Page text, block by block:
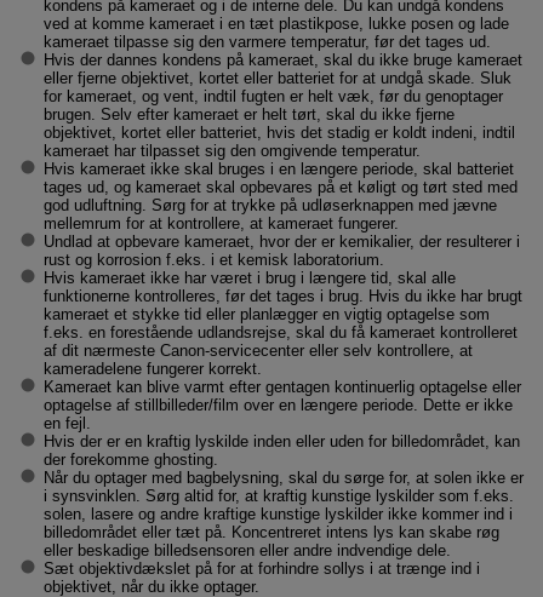
kondens på kameraet og i de interne dele. Du kan undgå kondens
ved at komme kameraet i en tæt plastikpose, lukke posen og lade
kameraet tilpasse sig den varmere temperatur, før det tages ud.
Hvis der dannes kondens på kameraet, skal du ikke bruge kameraet
eller fjerne objektivet, kortet eller batteriet for at undgå skade. Sluk
for kameraet, og vent, indtil fugten er helt væk, før du genoptager
brugen. Selv efter kameraet er helt tørt, skal du ikke fjerne
objektivet, kortet eller batteriet, hvis det stadig er koldt indeni, indtil
kameraet har tilpasset sig den omgivende temperatur.
Hvis kameraet ikke skal bruges i en længere periode, skal batteriet
tages ud, og kameraet skal opbevares på et køligt og tørt sted med
god udluftning. Sørg for at trykke på udløserknappen med jævne
mellemrum for at kontrollere, at kameraet fungerer.
Undlad at opbevare kameraet, hvor der er kemikalier, der resulterer i
rust og korrosion f.eks. i et kemisk laboratorium.
Hvis kameraet ikke har været i brug i længere tid, skal alle
funktionerne kontrolleres, før det tages i brug. Hvis du ikke har brugt
kameraet et stykke tid eller planlægger en vigtig optagelse som
f.eks. en forestående udlandsrejse, skal du få kameraet kontrolleret
af dit nærmeste Canon-servicecenter eller selv kontrollere, at
kameradelene fungerer korrekt.
Kameraet kan blive varmt efter gentagen kontinuerlig optagelse eller
optagelse af stillbilleder/film over en længere periode. Dette er ikke
en fejl.
Hvis der er en kraftig lyskilde inden eller uden for billedområdet, kan
der forekomme ghosting.
Når du optager med bagbelysning, skal du sørge for, at solen ikke er
i synsvinklen. Sørg altid for, at kraftig kunstige lyskilder som f.eks.
solen, lasere og andre kraftige kunstige lyskilder ikke kommer ind i
billedområdet eller tæt på. Koncentreret intens lys kan skabe røg
eller beskadige billedsensoren eller andre indvendige dele.
Sæt objektivdækslet på for at forhindre sollys i at trænge ind i
objektivet, når du ikke optager.